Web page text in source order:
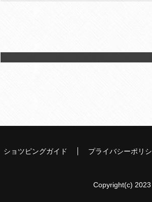
ショツピングガイド プライバシーポリ
Copyright(c)